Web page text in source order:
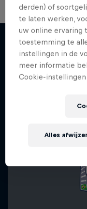
Meer van dit
derden) of
te laten werken,
uw online ervaring
toestemming te
instellingen in de
meer informatie
Cookie-
Alles